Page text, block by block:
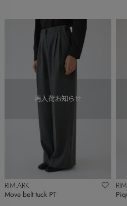
RIM.ARK
Move belt tuck PT